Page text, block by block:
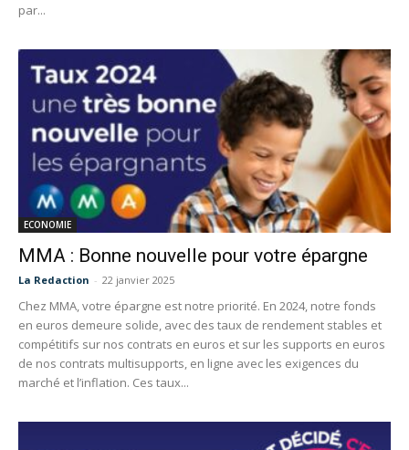
par...
ECONOMIE
MMA : Bonne nouvelle pour votre épargne
La Redaction - 22 janvier 2025
Chez MMA, votre épargne est notre priorité. En 2024, notre fonds
en euros demeure solide, avec des taux de rendement stables et
compétitifs sur nos contrats en euros et sur les supports en euros
de nos contrats multisupports, en ligne avec les exigences du
marché et l’inflation. Ces taux...